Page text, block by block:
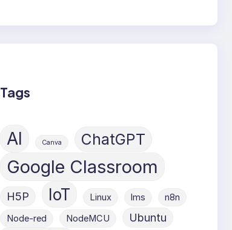
Tags
AI Canva ChatGPT
Google Classroom
H5P IoT Linux lms
n8n
Node-red
NodeMCU Ubuntu